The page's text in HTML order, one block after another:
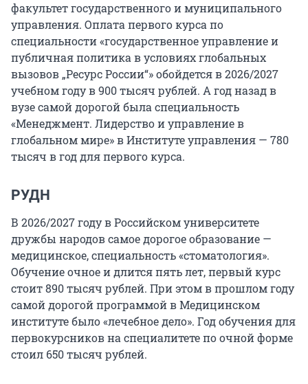
факультет государственного и муниципального
управления. Оплата первого курса по
специальности «государственное управление и
публичная политика в условиях глобальных
вызовов „Ресурс России“» обойдется в 2026/2027
учебном году в 900 тысяч рублей. А год назад в
вузе самой дорогой была специальность
«Менеджмент. Лидерство и управление в
глобальном мире» в Институте управления — 780
тысяч в год для первого курса.
РУДН
В 2026/2027 году в Российском университете
дружбы народов самое дорогое образование —
медицинское, специальность «стоматология».
Обучение очное и длится пять лет, первый курс
стоит 890 тысяч рублей. При этом в прошлом году
самой дорогой программой в Медицинском
институте было «лечебное дело». Год обучения для
первокурсников на специалитете по очной форме
стоил 650 тысяч рублей.